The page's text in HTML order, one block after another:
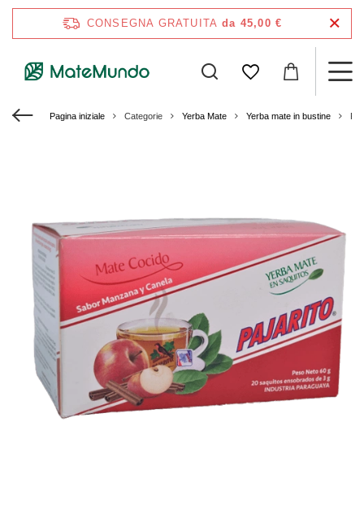
CONSEGNA GRATUITA da 45,00 €
Pagina iniziale Categorie Yerba Mate Yerba mate in bustine